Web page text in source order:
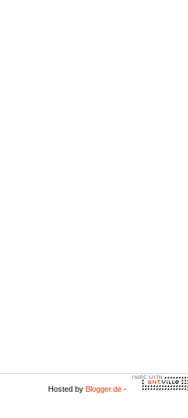
Hosted by Blogger.de -